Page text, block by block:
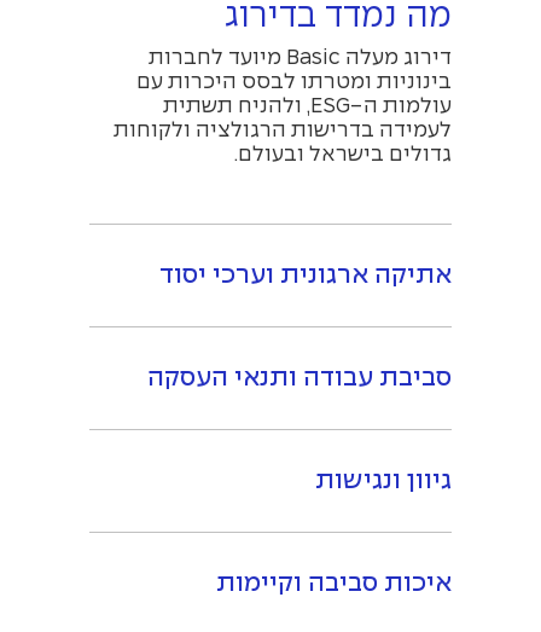
מה נמדד בדירוג
דירוג מעלה Basic מיועד לחברות
בינוניות ומטרתו לבסס היכרות עם
עולמות ה-ESG, ולהניח תשתית
לעמידה בדרישות הרגולציה ולקוחות
גדולים בישראל ובעולם.
אתיקה ארגונית וערכי יסוד
סביבת עבודה ותנאי העסקה
גיוון ונגישות
איכות סביבה וקיימות